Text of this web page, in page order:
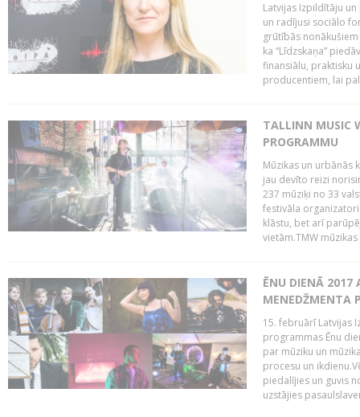
Latvijas Izpildītāju
un radījusi sociālo
grūtībās
ka “Līdzskaņa”
finansiālu, praktisku
producentiem, lai
TALLINN MUSIC
PROGRAMMU
Mūzikas un urbānās
jau devīto reizi
237 mūziķi no 33
festivāla
klāstu, bet arī
vietām.TMW
ĒNU DIENĀ 2017
MENEDŽMENTA
15. februārī Latvijas
programmas Ēnu
par mūziku un
procesu un
piedalījies un guvis
uzstājies